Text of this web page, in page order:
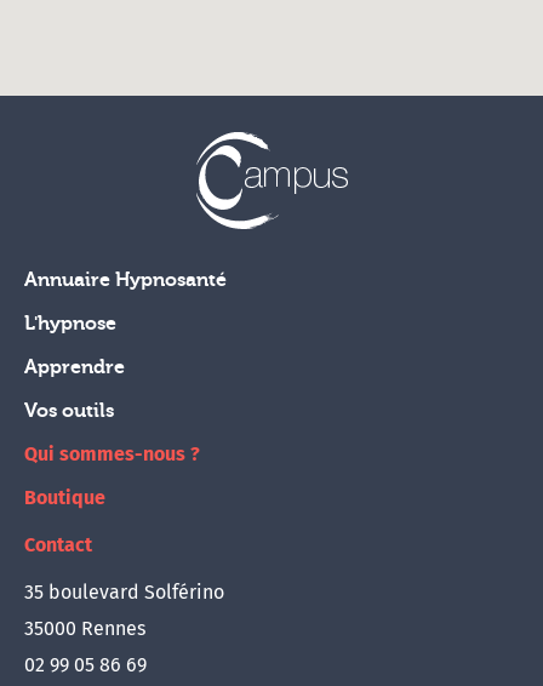
Annuaire Hypnosanté
L'hypnose
Apprendre
Vos outils
Qui sommes-nous ?
Boutique
Contact
35 boulevard Solférino
35000 Rennes
02 99 05 86 69